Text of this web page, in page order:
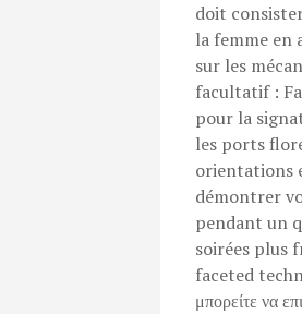
doit
la femme en
sur les
facultatif :
pour la
les ports
orientations
démontrer
pendant un
soirées plus
faceted
μπορείτε να